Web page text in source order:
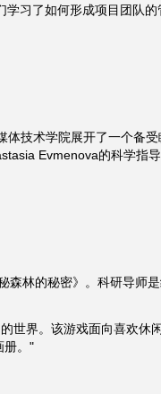
习了如何形成项目团队
技术学院展开了一个备受
Evmenova的科学指
森林的秘密》。科研导师
世界。该游戏面向喜欢休
册。"